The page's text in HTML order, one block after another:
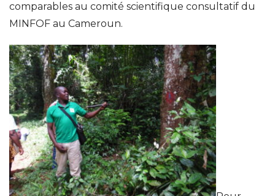
comparables au comité scientifique consultatif du
MINFOF au Cameroun.